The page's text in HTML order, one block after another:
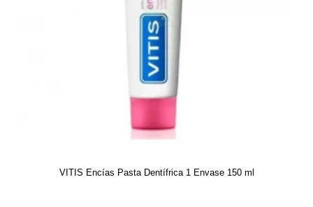
VITIS Encías Pasta Dentífrica 1 Envase 150 ml